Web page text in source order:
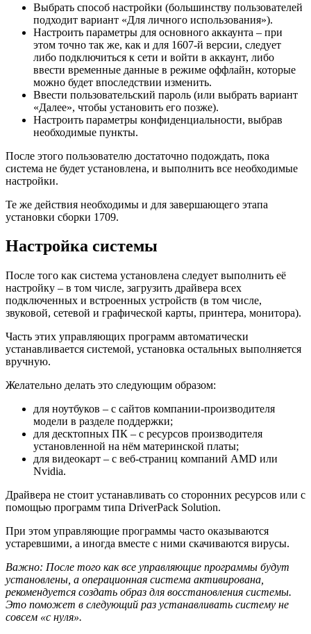
Выбрать способ настройки (большинству пользователей
подходит вариант «Для личного использования»).
Настроить параметры для основного аккаунта – при
этом точно так же, как и для 1607-й версии, следует
либо подключиться к сети и войти в аккаунт, либо
ввести временные данные в режиме оффлайн, которые
можно будет впоследствии изменить.
Ввести пользовательский пароль (или выбрать вариант
«Далее», чтобы установить его позже).
Настроить параметры конфиденциальности, выбрав
необходимые пункты.
После этого пользователю достаточно подождать, пока
система не будет установлена, и выполнить все необходимые
настройки.
Те же действия необходимы и для завершающего этапа
установки сборки 1709.
Настройка системы
После того как система установлена следует выполнить её
настройку – в том числе, загрузить драйвера всех
подключенных и встроенных устройств (в том числе,
звуковой, сетевой и графической карты, принтера, монитора).
Часть этих управляющих программ автоматически
устанавливается системой, установка остальных выполняется
вручную.
Желательно делать это следующим образом:
для ноутбуков – с сайтов компании-производителя
модели в разделе поддержки;
для десктопных ПК – с ресурсов производителя
установленной на нём материнской платы;
для видеокарт – с веб-страниц компаний AMD или
Nvidia.
Драйвера не стоит устанавливать со сторонних ресурсов или с
помощью программ типа DriverPack Solution.
При этом управляющие программы часто оказываются
устаревшими, а иногда вместе с ними скачиваются вирусы.
Важно: После того как все управляющие программы будут
установлены, а операционная система активирована,
рекомендуется создать образ для восстановления системы.
Это поможет в следующий раз устанавливать систему не
совсем «с нуля».